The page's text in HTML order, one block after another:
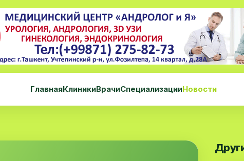
ГлавнаяКлиникиВрачиСпециализацииНовости